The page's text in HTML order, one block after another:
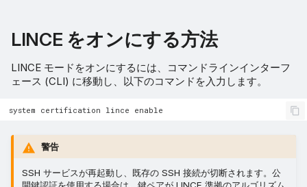
LINCE をオンにする方法
LINCE モードをオンにするには、コマンドラインインターフ
ェース (CLI) に移動し、以下のコマンドを入力します。
警告
SSH サービスが再起動し、既存の SSH 接続が切断されます。公